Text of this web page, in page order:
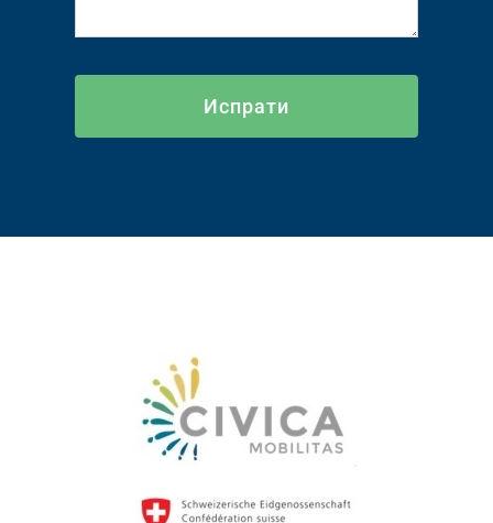
Испрати